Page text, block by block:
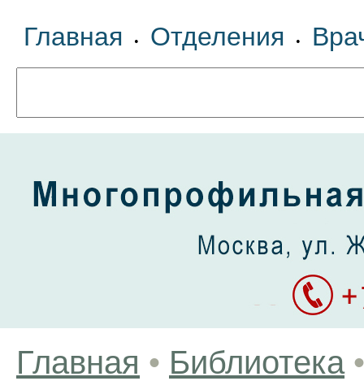
Главная • Отделения •
Главная • Библиотека •